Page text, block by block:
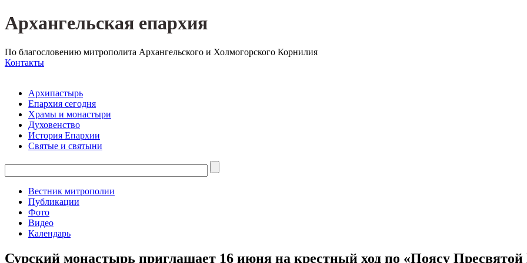
Архангельская епархия
По благословению митрополита Архангельского и Холмогорского Корнилия
Контакты
Архипастырь
Епархия сегодня
Храмы и монастыри
Духовенство
История Епархии
Святые и святыни
Вестник митрополии
Публикации
Фото
Видео
Календарь
Сурский монастырь приглашает 16 июня на крестный ход по «Поясу